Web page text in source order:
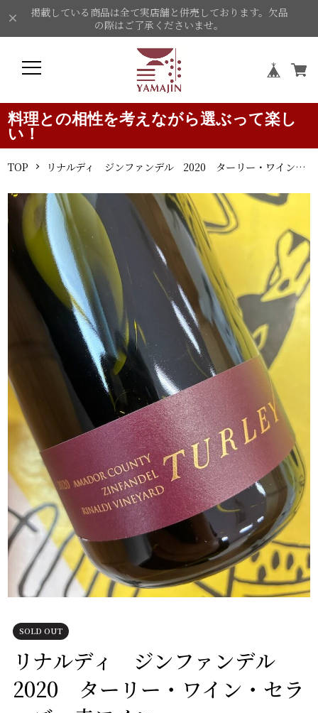
掲載している商品は全て実店舗と併売しております。欠品
の際はご了承くださいませ。
料理との相性を考えながら選ぶって楽し
い！
TOP リナルディ ジンファンデル 2020 ターリー・ワイン・セラーズ 赤ワイン
SOLD OUT
リナルディ ジンファンデル
2020 ターリー・ワイン・セラ